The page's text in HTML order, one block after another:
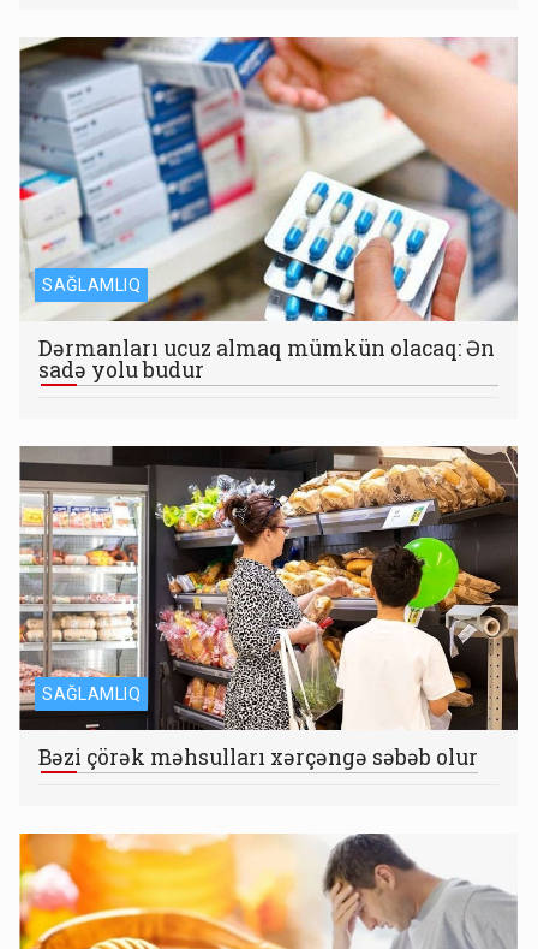
SAĞLAMLIQ
Dərmanları ucuz almaq mümkün olacaq: Ən
sadə yolu budur
SAĞLAMLIQ
Bəzi çörək məhsulları xərçəngə səbəb olur